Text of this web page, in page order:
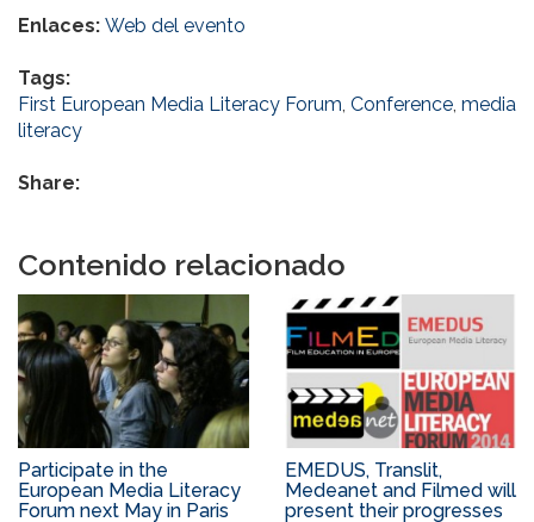
Enlaces: Web del evento
Tags:
First European Media Literacy Forum, Conference, media
literacy
Share:
Contenido relacionado
Participate in the
European Media Literacy
Forum next May in Paris
EMEDUS, Translit,
Medeanet and Filmed will
present their progresses